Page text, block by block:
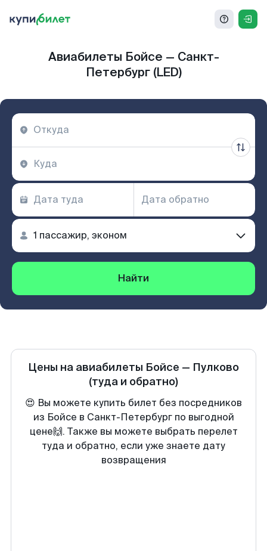
Авиабилеты Бойсе — Санкт-
Петербург (LED)
Найти
Цены на авиабилеты Бойсе — Пулково
(туда и обратно)
😍 Вы можете купить билет без посредников
из Бойсе в Санкт-Петербург по выгодной
цене🙌. Также вы можете выбрать перелет
туда и обратно, если уже знаете дату
возвращения